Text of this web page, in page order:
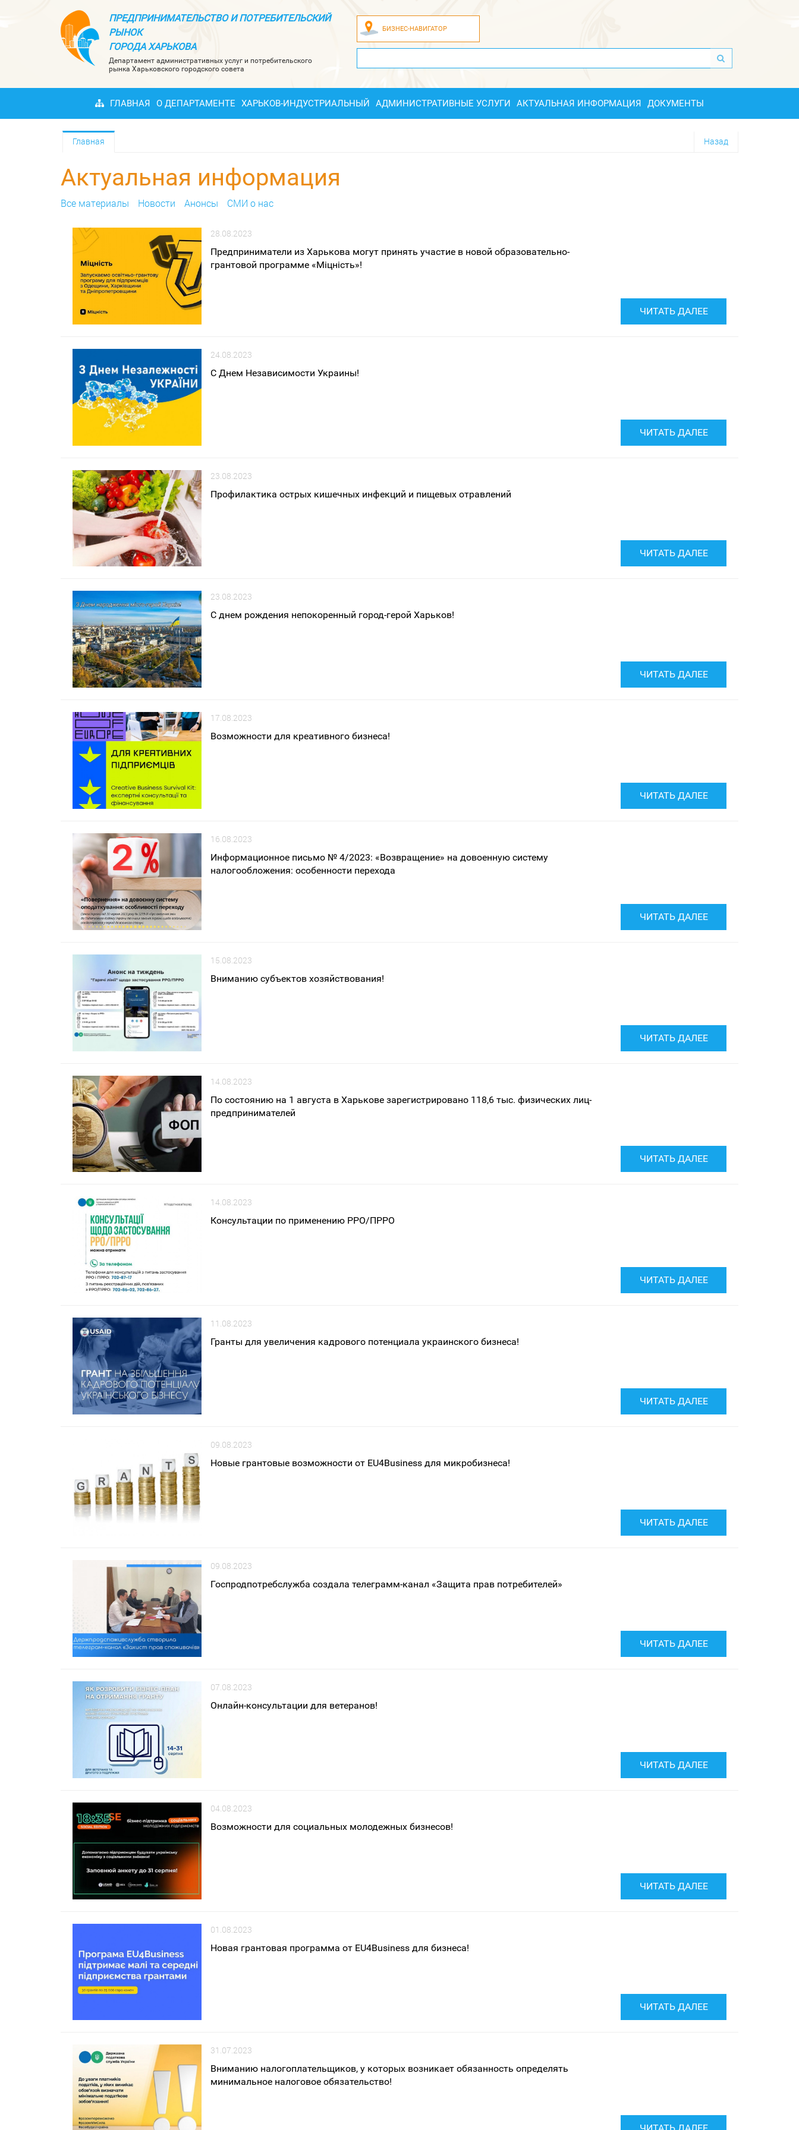
ПРЕДПРИНИМАТЕЛЬСТВО И ПОТРЕБИТЕЛЬСКИЙ
РЫНОК
ГОРОДА ХАРЬКОВА
Департамент административных услуг и потребительского
рынка Харьковского городского совета
БИЗНЕС-НАВИГАТОР
ГЛАВНАЯ О ДЕПАРТАМЕНТЕ ХАРЬКОВ-ИНДУСТРИАЛЬНЫЙ АДМИНИСТРАТИВНЫЕ УСЛУГИ АКТУАЛЬНАЯ ИНФОРМАЦИЯ ДОКУМЕНТЫ
Назад
Главная
Актуальная информация
Все материалы Новости Анонсы СМИ о нас
28.08.2023
Предприниматели из Харькова могут принять участие в новой образовательно-
грантовой программе «Міцність»!
ЧИТАТЬ ДАЛЕЕ
24.08.2023
С Днем Независимости Украины!
ЧИТАТЬ ДАЛЕЕ
23.08.2023
Профилактика острых кишечных инфекций и пищевых отравлений
ЧИТАТЬ ДАЛЕЕ
23.08.2023
С днем рождения непокоренный город-герой Харьков!
ЧИТАТЬ ДАЛЕЕ
17.08.2023
Возможности для креативного бизнеса!
ЧИТАТЬ ДАЛЕЕ
16.08.2023
Информационное письмо № 4/2023: «Возвращение» на довоенную систему
налогообложения: особенности перехода
ЧИТАТЬ ДАЛЕЕ
15.08.2023
Вниманию субъектов хозяйствования!
ЧИТАТЬ ДАЛЕЕ
14.08.2023
По состоянию на 1 августа в Харькове зарегистрировано 118,6 тыс. физических лиц-
предпринимателей
ЧИТАТЬ ДАЛЕЕ
14.08.2023
Консультации по применению РРО/ПРРО
ЧИТАТЬ ДАЛЕЕ
11.08.2023
Гранты для увеличения кадрового потенциала украинского бизнеса!
ЧИТАТЬ ДАЛЕЕ
09.08.2023
Новые грантовые возможности от EU4Business для микробизнеса!
ЧИТАТЬ ДАЛЕЕ
09.08.2023
Госпродпотребслужба создала телеграмм-канал «Защита прав потребителей»
ЧИТАТЬ ДАЛЕЕ
07.08.2023
Онлайн-консультации для ветеранов!
ЧИТАТЬ ДАЛЕЕ
04.08.2023
Возможности для социальных молодежных бизнесов!
ЧИТАТЬ ДАЛЕЕ
01.08.2023
Новая грантовая программа от EU4Business для бизнеса!
ЧИТАТЬ ДАЛЕЕ
31.07.2023
Вниманию налогоплательщиков, у которых возникает обязанность определять
минимальное налоговое обязательство!